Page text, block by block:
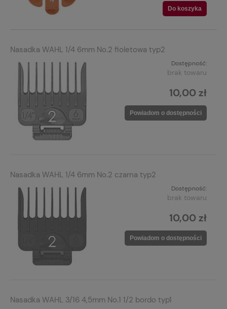
Do koszyka
Nasadka WAHL 1/4 6mm No.2 fioletowa typ2
Dostępność:
brak towaru
10,00 zł
Powiadom o dostępności
Nasadka WAHL 1/4 6mm No.2 czarna typ2
Dostępność:
brak towaru
10,00 zł
Powiadom o dostępności
Nasadka WAHL 3/16 4,5mm No.1 1/2 bordo typ1